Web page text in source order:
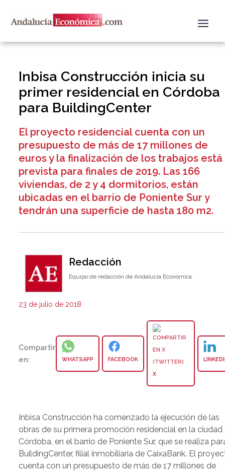
Inbisa Construcción inicia su
primer residencial en Córdoba
para BuildingCenter
El proyecto residencial cuenta con un
presupuesto de más de 17 millones de
euros y la finalización de los trabajos está
prevista para finales de 2019. Las 166
viviendas, de 2 y 4 dormitorios, están
ubicadas en el barrio de Poniente Sur y
tendrán una superficie de hasta 180 m2.
Redacción
Equipo de redacción de Andalucía Económica.
23 de julio de 2018
Compartir
en:
WHATSAPP FACEBOOK
X
Inbisa Construcción ha comenzado la ejecución de las
obras de su primera promoción residencial en la ciudad
Córdoba, en el barrio de Poniente Sur, que se realiza
BuildingCenter, filial inmobiliaria de CaixaBank. El
cuenta con un presupuesto de más de 17 millones de